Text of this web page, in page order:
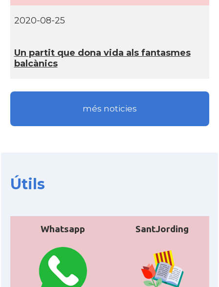
2020-08-25
Un partit que dona vida als fantasmes
balcànics
més noticies
Útils
Whatsapp SantJording